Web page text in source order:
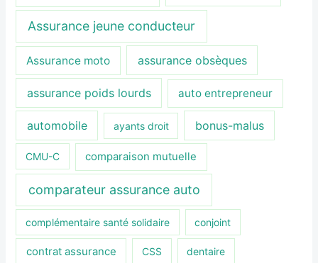
Assurance jeune conducteur
Assurance moto assurance obsèques
assurance poids lourds auto entrepreneur
automobile ayants droit bonus-malus
CMU-C comparaison mutuelle
comparateur assurance auto
complémentaire santé solidaire conjoint
contrat assurance CSS dentaire